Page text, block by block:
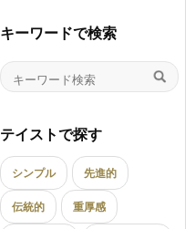
キーワードで検索
テイストで探す
シンプル 先進的
伝統的 重厚感